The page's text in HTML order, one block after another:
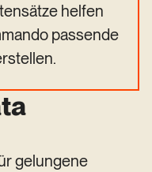
helfen
passende
gelungene